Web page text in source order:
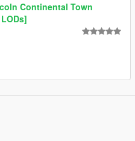
Continental Town